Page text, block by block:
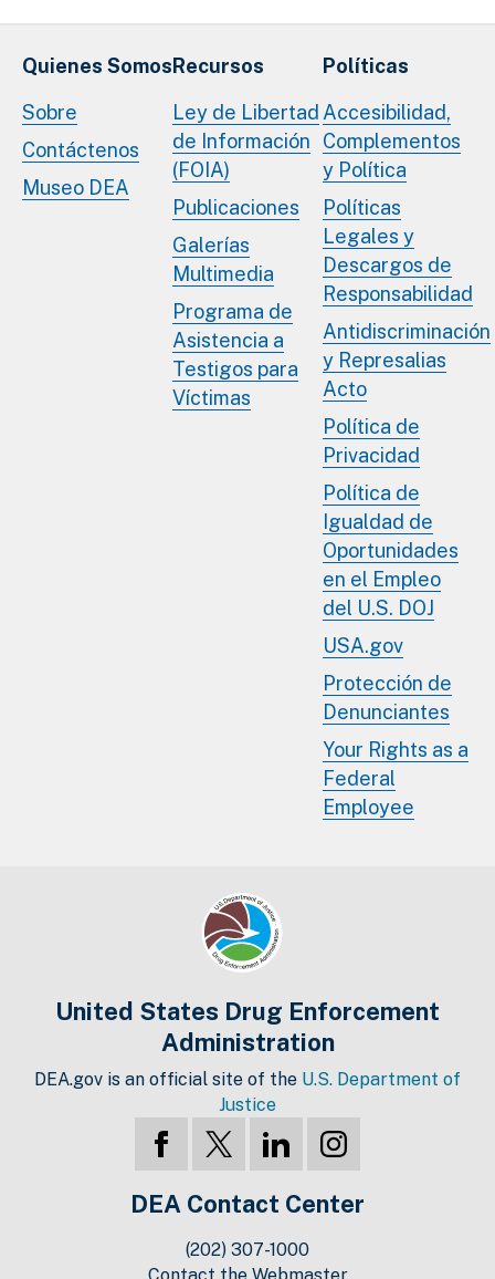
Quienes Somos
Sobre
Contáctenos
Museo DEA
Recursos
Ley de Libertad
de Información
(FOIA)
Publicaciones
Galerías
Multimedia
Programa de
Asistencia a
Testigos para
Víctimas
Políticas
Accesibilidad,
Complementos
y Política
Políticas
Legales y
Descargos de
Responsabilidad
Antidiscriminación
y Represalias
Acto
Política de
Privacidad
Política de
Igualdad de
Oportunidades
en el Empleo
del U.S. DOJ
USA.gov
Protección de
Denunciantes
Your Rights as a
Federal
Employee
United States Drug Enforcement
Administration
DEA.gov is an official site of the U.S. Department of
Justice
DEA Contact Center
(202) 307-1000